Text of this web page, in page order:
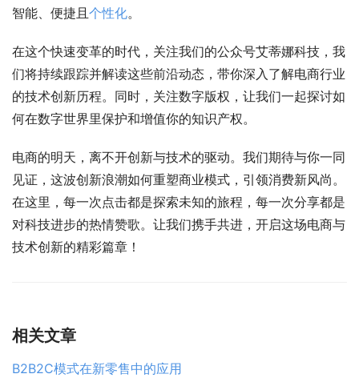
智能、便捷且 个性化。
在这个快速变革的时代，关注我们的公众号艾蒂娜科技，我
们将持续跟踪并解读这些前沿动态，带你深入了解电商行业
的技术创新历程。同时，关注数字版权，让我们一起探讨如
何在数字世界里保护和增值你的知识产权。
电商的明天，离不开创新与技术的驱动。我们期待与你一同
见证，这波创新浪潮如何重塑商业模式，引领消费新风尚。
在这里，每一次点击都是探索未知的旅程，每一次分享都是
对科技进步的热情赞歌。让我们携手共进，开启这场电商与
技术创新的精彩篇章！
相关文章
B2B2C模式在新零售中的应用